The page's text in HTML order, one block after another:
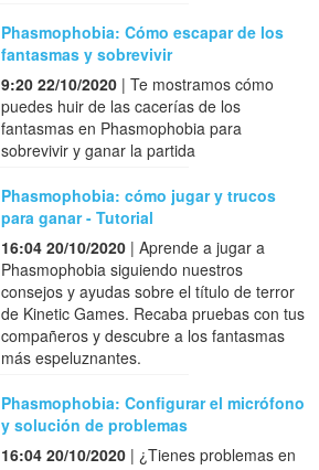
Phasmophobia: Cómo escapar de los
fantasmas y sobrevivir
9:20 22/10/2020 | Te mostramos cómo
puedes huir de las cacerías de los
fantasmas en Phasmophobia para
sobrevivir y ganar la partida
Phasmophobia: cómo jugar y trucos
para ganar - Tutorial
16:04 20/10/2020 | Aprende a jugar a
Phasmophobia siguiendo nuestros
consejos y ayudas sobre el título de terror
de Kinetic Games. Recaba pruebas con tus
compañeros y descubre a los fantasmas
más espeluznantes.
Phasmophobia: Configurar el micrófono
y solución de problemas
16:04 20/10/2020 | ¿Tienes problemas en